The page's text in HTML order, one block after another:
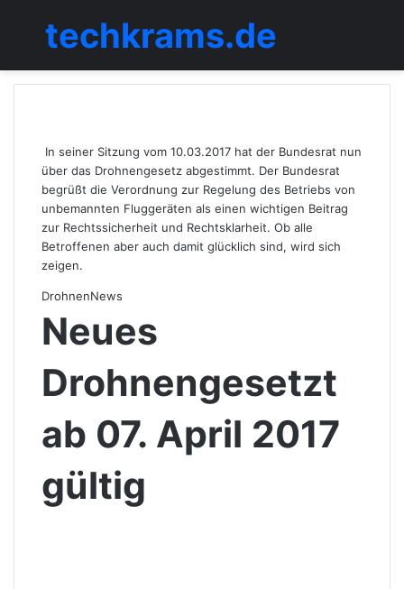
Menü
techkrams.de
In seiner Sitzung vom 10.03.2017 hat der Bundesrat nun
über das Drohnengesetz abgestimmt. Der Bundesrat
begrüßt die Verordnung zur Regelung des Betriebs von
unbemannten Fluggeräten als einen wichtigen Beitrag
zur Rechtssicherheit und Rechtsklarheit. Ob alle
Betroffenen aber auch damit glücklich sind, wird sich
zeigen.
DrohnenNews
Neues
Drohnengesetzt
ab 07. April 2017
gültig